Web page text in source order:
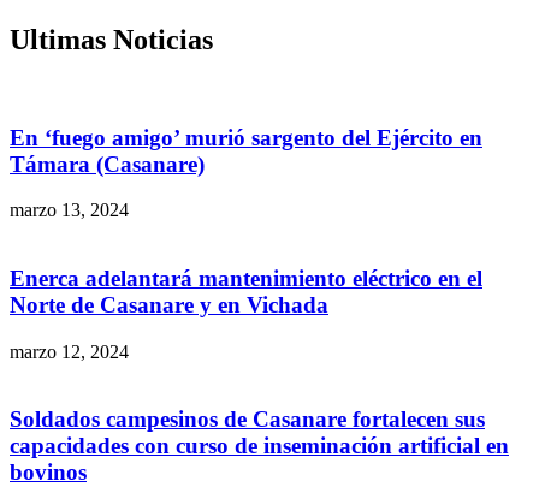
Ultimas Noticias
En ‘fuego amigo’ murió sargento del Ejército en
Támara (Casanare)
marzo 13, 2024
Enerca adelantará mantenimiento eléctrico en el
Norte de Casanare y en Vichada
marzo 12, 2024
Soldados campesinos de Casanare fortalecen sus
capacidades con curso de inseminación artificial en
bovinos